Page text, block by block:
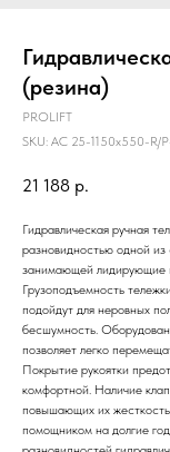
(резина)
PROLIFT
SKU: AC 25-1150x550-R/
21 188 р.
Гидравлическая ручная
разновидностью одной
занимающей лидирующие
Грузоподъемность
подойдут для неровных
бесшумность.
позволяет легко
Покрытие рукоятки
комфортной. Наличие
повышающих их
помощником на долгие